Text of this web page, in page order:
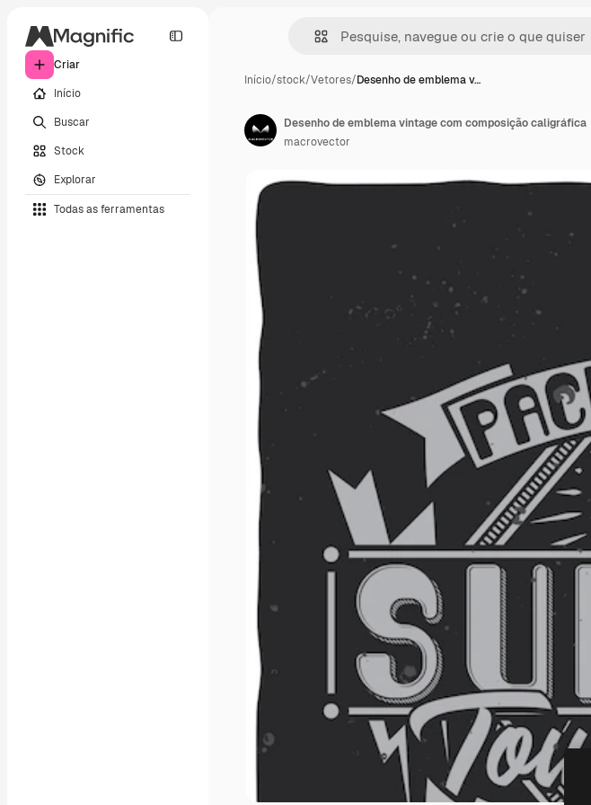
Criar
Início
Buscar
Stock
Explorar
Todas as ferramentas
Início/stock/Vetores/Desenho de emblema v…
Desenho de emblema vintage com composição caligráfica
macrovector